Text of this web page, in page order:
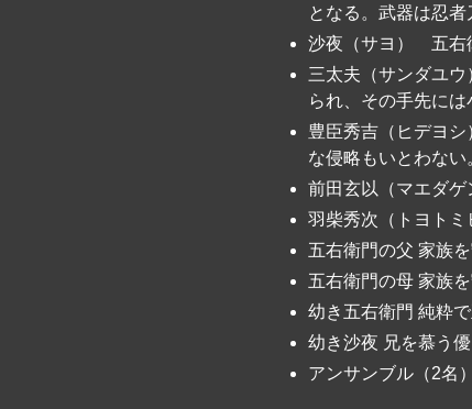
となる。武器は忍者
沙夜（サヨ） 五右
三太夫（サンダユ
られ、その手先には
豊臣秀吉（ヒデヨ
な侵略もいとわない
前田玄以（マエダ
羽柴秀次（トヨト
五右衛門の父 家族
五右衛門の母 家族
幼き五右衛門 純粋
幼き沙夜 兄を慕う
アンサンブル（2名）